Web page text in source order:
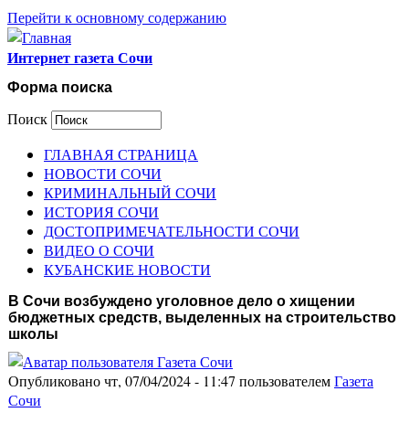
Перейти к основному содержанию
Интернет газета Сочи
Форма поиска
Поиск
ГЛАВНАЯ СТРАНИЦА
НОВОСТИ СОЧИ
КРИМИНАЛЬНЫЙ СОЧИ
ИСТОРИЯ СОЧИ
ДОСТОПРИМЕЧАТЕЛЬНОСТИ СОЧИ
ВИДЕО О СОЧИ
КУБАНСКИЕ НОВОСТИ
В Сочи возбуждено уголовное дело о хищении
бюджетных средств, выделенных на строительство
школы
Опубликовано чт, 07/04/2024 - 11:47 пользователемГазета
Сочи